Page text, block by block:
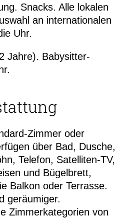
Snacks. Alle lokalen
an internationalen
Uhr.
Jahre). Babysitter-
Zimmer oder
über Bad, Dusche,
Telefon, Satelliten-TV,
und Bügelbrett,
Balkon oder Terrasse.
geräumiger.
Zimmerkategorien von